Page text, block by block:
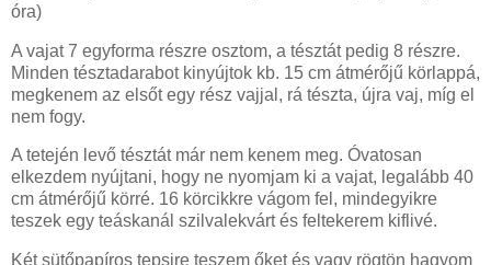
óra)
A vajat 7 egyforma részre osztom, a tésztát pedig 8 részre.
Minden tésztadarabot kinyújtok kb. 15 cm átmérőjű körlappá,
megkenem az elsőt egy rész vajjal, rá tészta, újra vaj, míg el
nem fogy.
A tetején levő tésztát már nem kenem meg. Óvatosan
elkezdem nyújtani, hogy ne nyomjam ki a vajat, legalább 40
cm átmérőjű körré. 16 körcikkre vágom fel, mindegyikre
teszek egy teáskanál szilvalekvárt és feltekerem kiflivé.
Két sütőpapíros tepsire teszem őket és vagy rögtön hagyom